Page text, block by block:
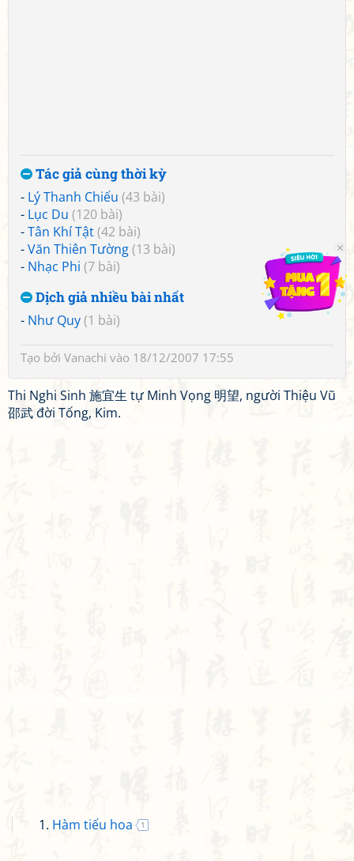
Tác giả cùng thời kỳ
- Lý Thanh Chiếu (43 bài)
- Lục Du (120 bài)
-Tân Khí Tật(42 bài)
-Văn Thiên Tường(13 bài)
- Nhạc Phi (7 bài)
Dịch giả nhiều bài nhất
- Như Quy(1 bài)
Tạo bởi Vanachi vào 18/12/2007 17:55
Thi Nghi Sinh 施宜生 tự Minh Vọng 明望, người Thiệu Vũ
邵武 đời Tống, Kim.
Hàm tiếu hoa 1